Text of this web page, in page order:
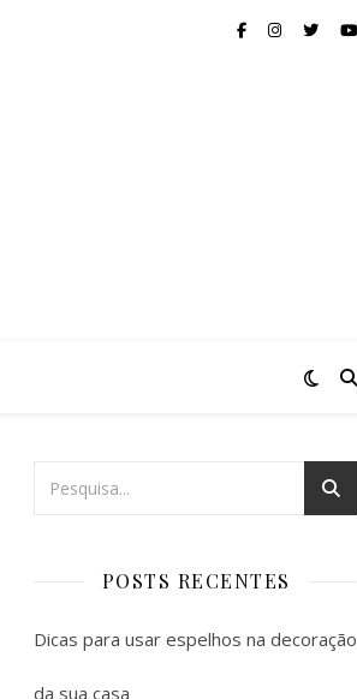
POSTS RECENTES
Dicas para usar espelhos na decoração
da sua casa